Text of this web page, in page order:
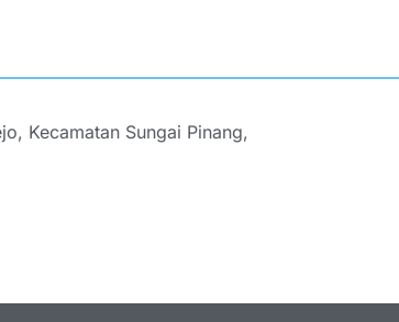
Kecamatan Sungai Pinang,